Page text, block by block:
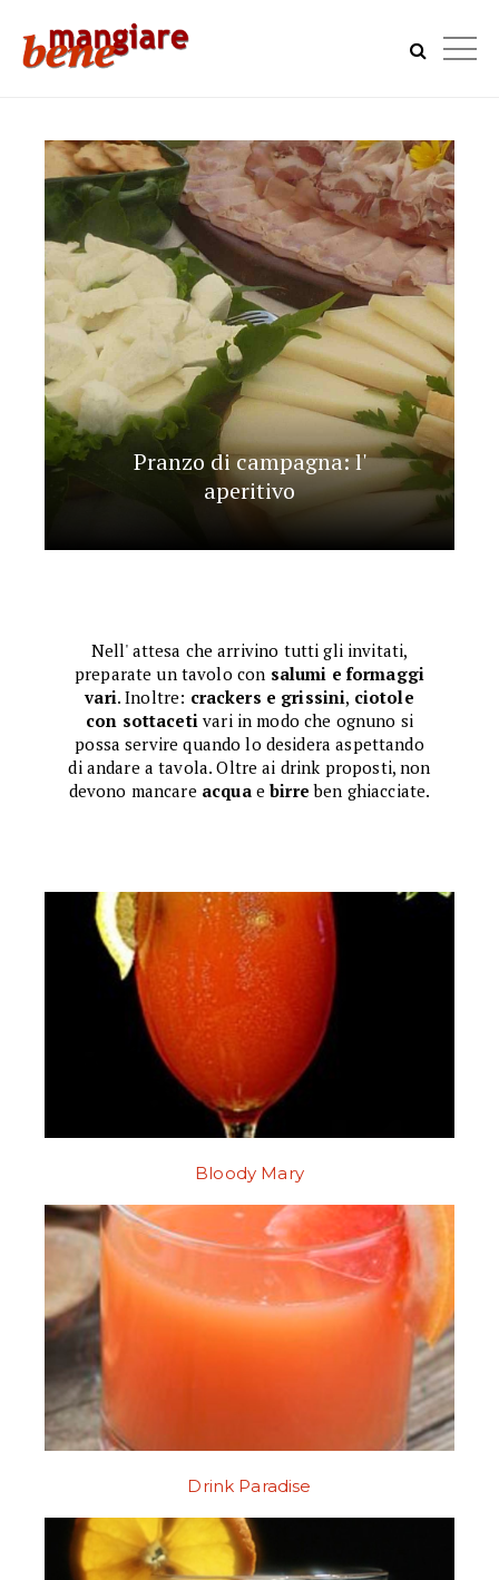
Pranzo di campagna: l'
aperitivo
Nell' attesa che arrivino tutti gli invitati,
preparate un tavolo con salumi e formaggi
vari. Inoltre: crackers e grissini, ciotole
con sottacetivari in modo che ognuno si
possa servire quando lo desidera aspettando
di andare a tavola. Oltre ai drink proposti, non
devono mancare acquaebirre ben ghiacciate.
Bloody Mary
Drink Paradise